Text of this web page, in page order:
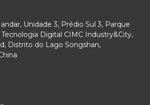
andar, Unidade 3, Prédio Sul 3, Parque
Digital CIMC Industry&City,
Distrito do Lago Songshan,